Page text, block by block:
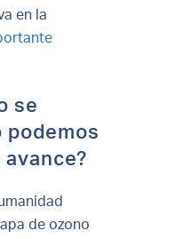
en la
se
podemos
de ozono